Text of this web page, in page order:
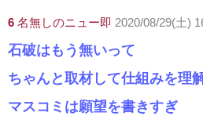
6 名無しのニュー即 2020/08/29(土)
石破はもう無いって
ちゃんと取材して仕組みを理
マスコミは願望を書きすぎ